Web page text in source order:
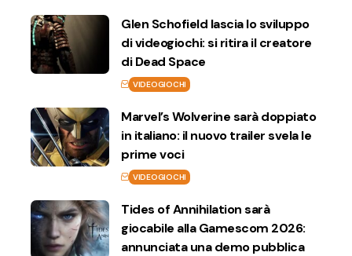
Glen Schofield lascia lo sviluppo
di videogiochi: si ritira il creatore
di Dead Space
VIDEOGIOCHI
Marvel’s Wolverine sarà doppiato
in italiano: il nuovo trailer svela le
prime voci
VIDEOGIOCHI
Tides of Annihilation sarà
giocabile alla Gamescom 2026:
annunciata una demo pubblica